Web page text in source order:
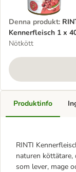
Denna produkt:
Kennerfleisch 1 x
Nötkött
Produktinfo
RINTI
naturen
som lever, mage